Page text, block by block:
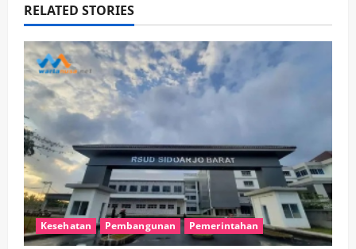
i
g
a
t
i
o
n
RELATED STORIES
Kesehatan Pembangunan Pemerintahan